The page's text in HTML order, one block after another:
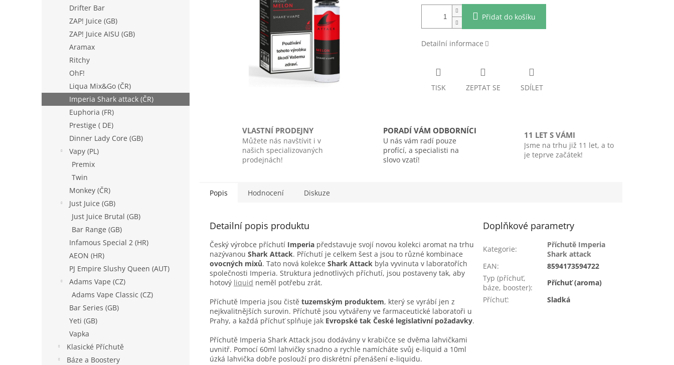
Drifter Bar
ZAP! Juice (GB)
ZAP! Juice AISU (GB)
Aramax
Ritchy
OhF!
Liqua Mix&Go (ČR)
Imperia Shark attack (ČR)
Euphoria (FR)
Prestige ( DE)
Dinner Lady Core (GB)
Vapy (PL)
Premix
Twin
Monkey (ČR)
Just Juice (GB)
Just Juice Brutal (GB)
Bar Range (GB)
Infamous Special 2 (HR)
AEON (HR)
PJ Empire Slushy Queen (AUT)
Adams Vape (CZ)
Adams Vape Classic (CZ)
Bar Series (GB)
Yeti (GB)
Vapka
Klasické Příchutě
Báze a Boostery
Přidat do košíku
Detailní informace
TISK ZEPTAT SE SDÍLET
VLASTNÍ PRODEJNY
Můžete nás navštívit i v
našich specializovaných
prodejnách!
PORADÍ VÁM ODBORNÍCI
U nás vám radí pouze
profící, a specialisti na
slovo vzatí!
11 LET S VÁMI
Jsme na trhu již 11 let, a to
je teprve začátek!
Popis Hodnocení Diskuze
Detailní popis produktu
Český výrobce příchutí Imperia představuje svojí novou kolekci aromat na trhu
nazývanou Shark Attack. Příchutí je celkem šest a jsou to různé kombinace
ovocných mixů. Tato nová kolekce Shark Attack byla vyvinuta v laboratořích
společnosti Imperia. Struktura jednotlivých příchutí, jsou postaveny tak, aby
hotový liquid neměl potřebu zrát.
Příchutě Imperia jsou čistě tuzemským produktem, který se vyrábí jen z
nejkvalitnějších surovin. Příchutě jsou vytvářeny ve farmaceutické laboratoři u
Prahy, a každá příchuť splňuje jak Evropské tak České legislativní požadavky.
Příchutě Imperia Shark Attack jsou dodávány v krabičce se dvěma lahvičkami
uvnitř. Pomocí 60ml lahvičky snadno a rychle namícháte svůj e-liquid a 10ml
úzká lahvička dobře poslouží pro diskrétní přenášení e-liquidu.
Doplňkové parametry
Kategorie:
Příchutě Imperia
Shark attack
EAN:
8594173594722
Typ (příchuť,
báze, booster):
Příchuť (aroma)
Příchuť: Sladká